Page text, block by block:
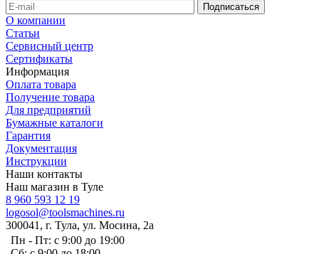
О компании
Статьи
Сервисный центр
Сертификаты
Информация
Оплата товара
Получение товара
Для предприятий
Бумажные каталоги
Гарантия
Документация
Инструкции
Наши контакты
Наш магазин в Туле
8 960 593 12 19
logosol@toolsmachines.ru
300041, г. Тула, ул. Мосина, 2а
Пн - Пт: с 9:00 до 19:00